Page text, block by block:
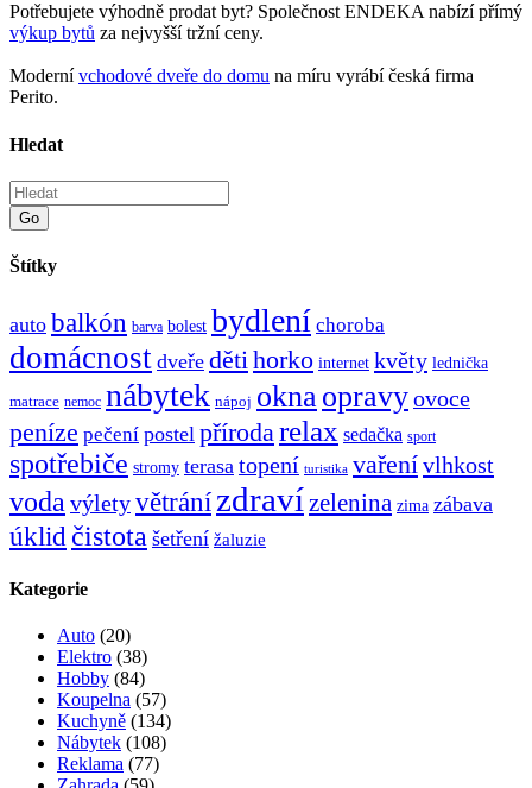
Potřebujete výhodně prodat byt? Společnost ENDEKA nabízí přímý
výkup bytů za nejvyšší tržní ceny.
Modernívchodové dveře do domu na míru vyrábí česká firma
Perito.
Hledat
Go
Štítky
auto balkón barva bolest bydlení choroba
domácnost dveře dětihorko internet květy lednička
matrace nemoc nábytek nápoj oknaopravyovoce
peníze pečení postel přírodarelax sedačka sport
spotřebiče stromy terasa topení turistika vařenívlhkost
vodavýletyvětránízdravízelenina zima zábava
úklidčistota šetření žaluzie
Kategorie
Auto (20)
Elektro (38)
Hobby (84)
Koupelna (57)
Kuchyně (134)
Nábytek (108)
Reklama (77)